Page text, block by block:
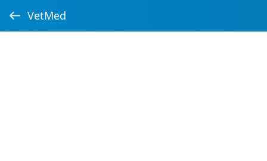
VetMed